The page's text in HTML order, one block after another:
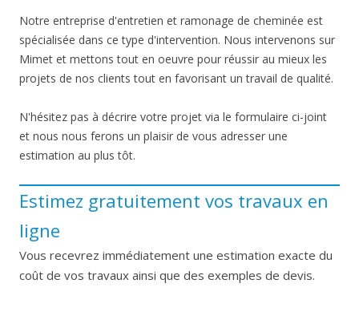
Notre entreprise d'entretien et ramonage de cheminée est
spécialisée dans ce type d'intervention. Nous intervenons sur
Mimet et mettons tout en oeuvre pour réussir au mieux les
projets de nos clients tout en favorisant un travail de qualité.
N'hésitez pas à décrire votre projet via le formulaire ci-joint
et nous nous ferons un plaisir de vous adresser une
estimation au plus tôt.
Estimez gratuitement vos travaux en
ligne
Vous recevrez immédiatement une estimation exacte du
coût de vos travaux ainsi que des exemples de devis.